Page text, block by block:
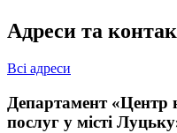
Адреси та
Всі адреси
Департамент «Центр
послуг у місті